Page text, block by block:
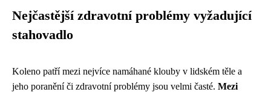
Nejčastější zdravotní problémy vyžadující
stahovadlo
Koleno patří mezi nejvíce namáhané klouby v lidském těle a
jeho poranění či zdravotní problémy jsou velmi časté. Mezi